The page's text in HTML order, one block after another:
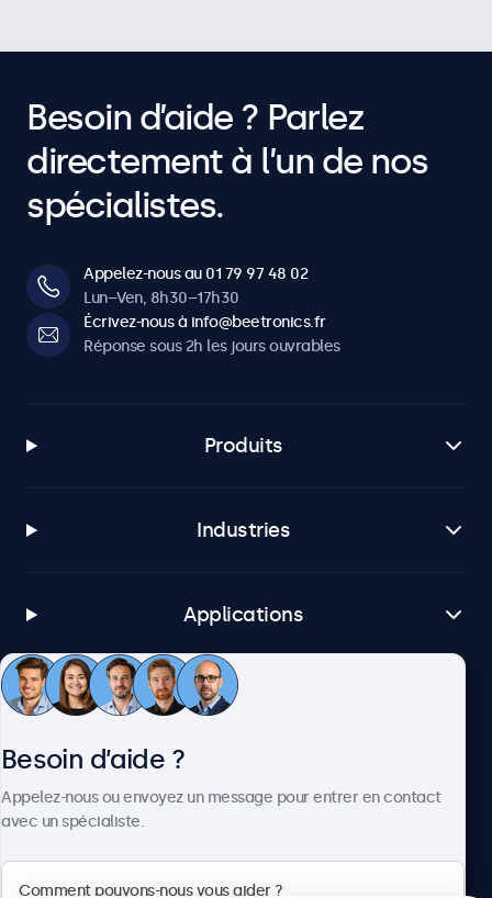
Besoin d’aide ? Parlez
directement à l’un de nos
spécialistes.
Appelez-nous au 01 79 97 48 02
Lun–Ven, 8h30–17h30
Écrivez-nous à info@beetronics.fr
Réponse sous 2h les jours ouvrables
Produits
Industries
Applications
Service client
Besoin d’aide ?
Appelez-nous ou envoyez un message pour entrer en contact
avec un spécialiste.